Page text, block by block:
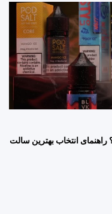
انتخاب بهترین سالت